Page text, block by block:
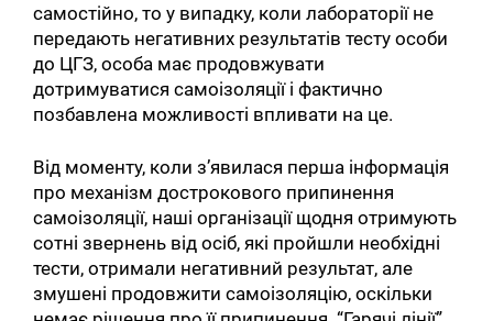
самостійно, то у випадку, коли лабораторії не
передають негативних результатів тесту особи
до ЦГЗ, особа має продовжувати
дотримуватися самоізоляції і фактично
позбавлена можливості впливати на це.
Від моменту, коли з’явилася перша інформація
про механізм дострокового припинення
самоізоляції, наші організації щодня отримують
сотні звернень від осіб, які пройшли необхідні
тести, отримали негативний результат, але
змушені продовжити самоізоляцію, оскільки